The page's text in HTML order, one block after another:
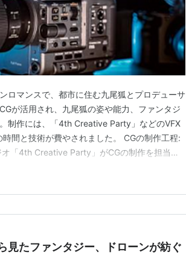
ロマンスで、都市に住む九尾狐とプロデューサ
が活用され、九尾狐の姿や能力、ファンタジ
制作には、「4th Creative Party」などのVFX
間と技術が費やされました。 CGの制作工程:
「4th Creative Party」がCGの制作を担当。
間: CGの制作には脚本や絵コンテを基に…
見たファンタジー、ドローンが紡ぐ